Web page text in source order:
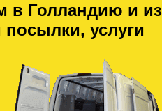
в Голландию и из
услуги